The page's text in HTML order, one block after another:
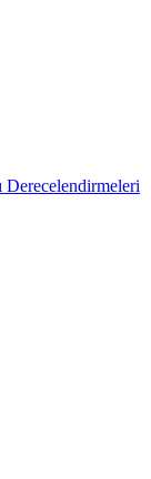
Derecelendirmeleri